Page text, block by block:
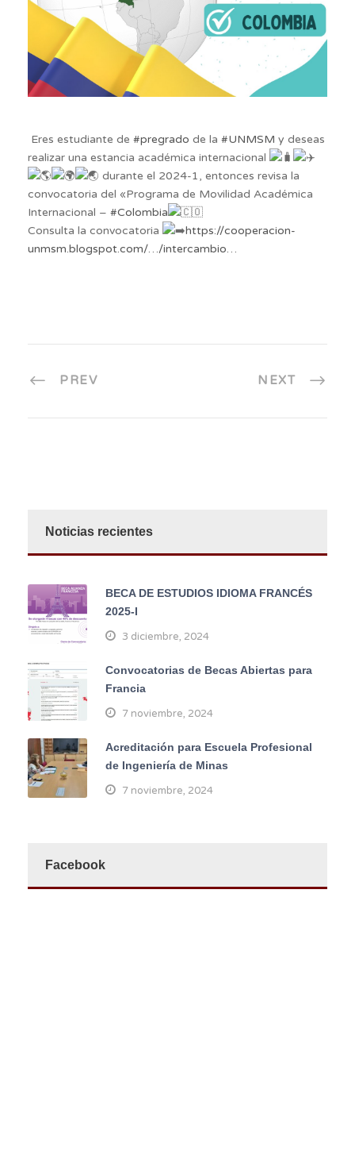
Eres estudiante de #pregrado de la #UNMSM y deseas
realizar una estancia académica internacional
durante el 2024-1, entonces revisa la
convocatoria del «Programa de Movilidad Académica
Internacional – #Colombia
Consulta la convocatoria
https://cooperacion-
unmsm.blogspot.com/…/intercambio…
PREV NEXT
Noticias recientes
BECA DE ESTUDIOS IDIOMA FRANCÉS
2025-I
3 diciembre, 2024
Convocatorias de Becas Abiertas para
Francia
7 noviembre, 2024
Acreditación para Escuela Profesional
de Ingeniería de Minas
7 noviembre, 2024
Facebook